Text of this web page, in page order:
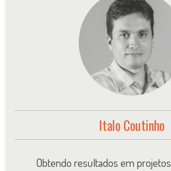
Italo Coutinho
Obtendo resultados em